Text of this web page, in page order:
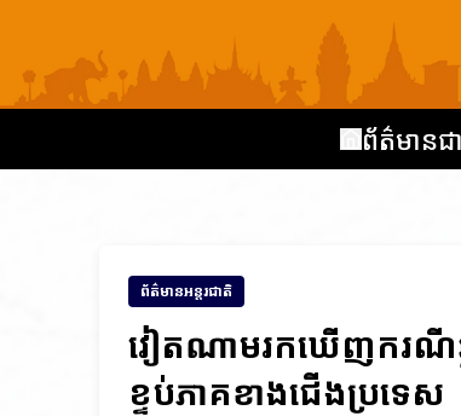
ព័ត៌មានជ
ព័ត៌មានអន្តរជាតិ
វៀតណាមរកឃើញករណី
ខ្ទប់ភាគខាងជើងប្រទេស